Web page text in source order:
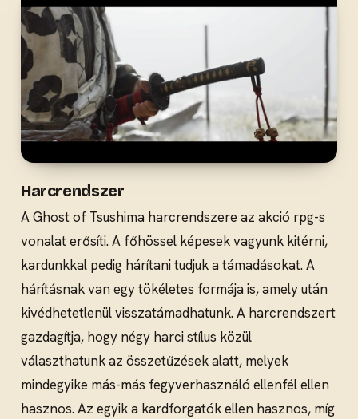
Harcrendszer
A Ghost of Tsushima harcrendszere az akció rpg-s
vonalat erősíti. A főhössel képesek vagyunk kitérni,
kardunkkal pedig hárítani tudjuk a támadásokat. A
hárításnak van egy tökéletes formája is, amely után
kivédhetetlenül visszatámadhatunk. A harcrendszert
gazdagítja, hogy négy harci stílus közül
választhatunk az összetűzések alatt, melyek
mindegyike más-más fegyverhasználó ellenfél ellen
hasznos. Az egyik a kardforgatók ellen hasznos, míg